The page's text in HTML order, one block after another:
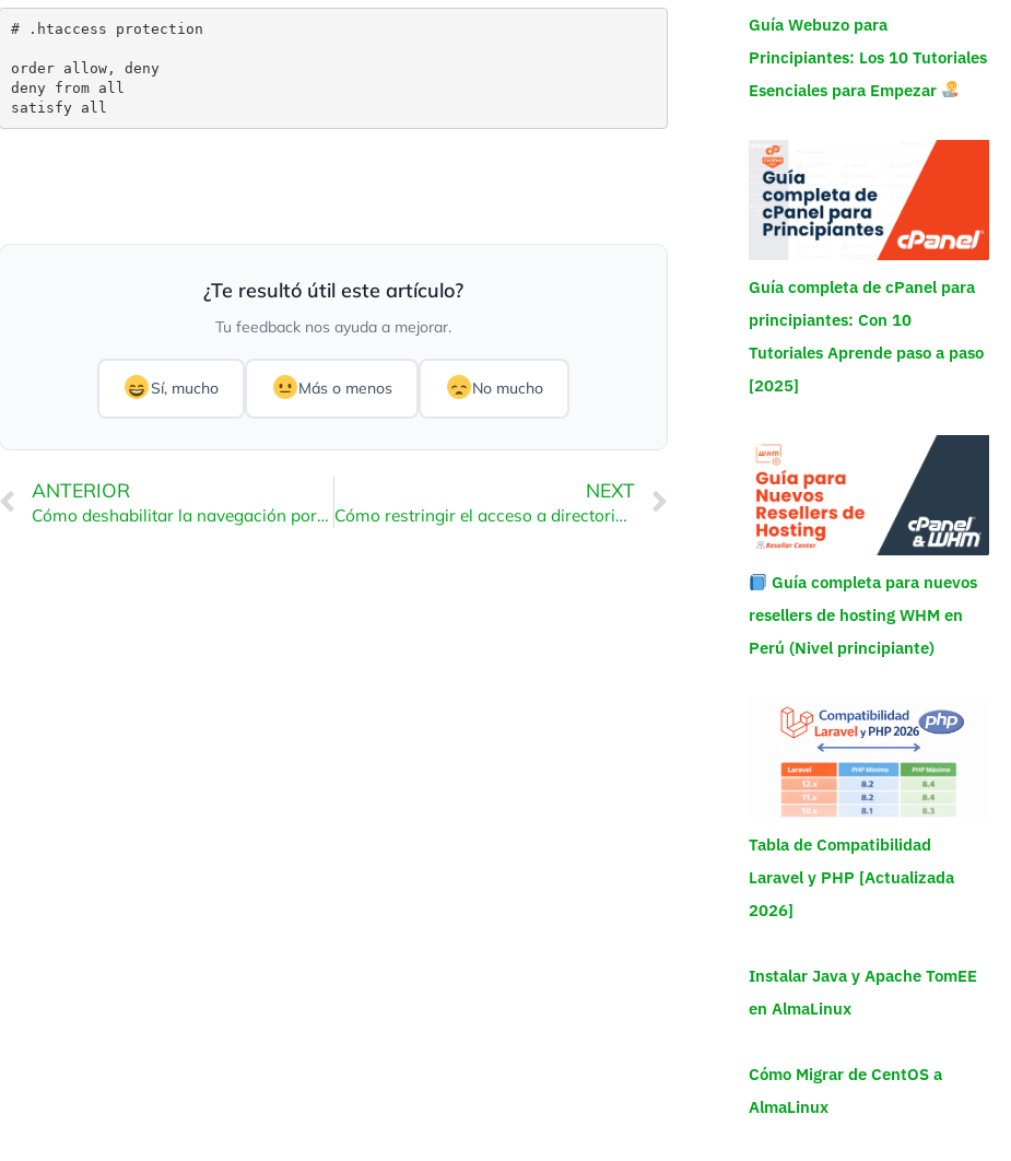
# .htaccess protection
order allow, deny
deny from all
satisfy all
¿Te resultó útil este artículo?
Tu feedback nos ayuda a mejorar.
Sí, mucho Más o menos No mucho
ANTERIOR
Cómo deshabilitar la navegación por directorios usando la regla htaccess
NEXT
Cómo restringir el acceso a directorios por dirección IP – SiteWorx
Guía Webuzo para
Principiantes: Los 10 Tutoriales
Esenciales para Empezar
Guía completa de cPanel para
principiantes: Con 10
Tutoriales Aprende paso a paso
[2025]
Guía completa para nuevos
resellers de hosting WHM en
Perú (Nivel principiante)
Tabla de Compatibilidad
Laravel y PHP [Actualizada
2026]
Instalar Java y Apache TomEE
en AlmaLinux
Cómo Migrar de CentOS a
AlmaLinux